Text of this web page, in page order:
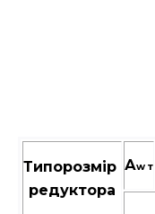
Типорозмір
редуктора
Аw т